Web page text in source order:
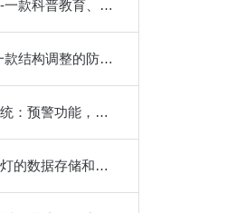
国内小型气象站-一款科普教育、激发兴趣的气象设备
防爆款气象站-一款结构调整的防爆气象站【安全\焦点】
水土流失监测系统：预警功能，及时发现异常流失情况
全自动虫情测报灯的数据存储和管理有什么要求?